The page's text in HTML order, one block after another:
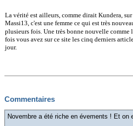
La vérité est ailleurs, comme dirait Kundera,
Massi13, c'est une femme ce qui est très
plusieurs fois. Une très bonne nouvelle comme
fois vous avez sur ce site les cinq derniers
jour.
Commentaires
Novembre a été riche en évements ! Et on